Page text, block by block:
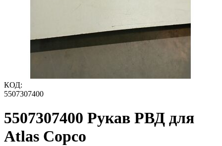
КОД:
5507307400
5507307400 Рукав РВД для
Atlas Copco